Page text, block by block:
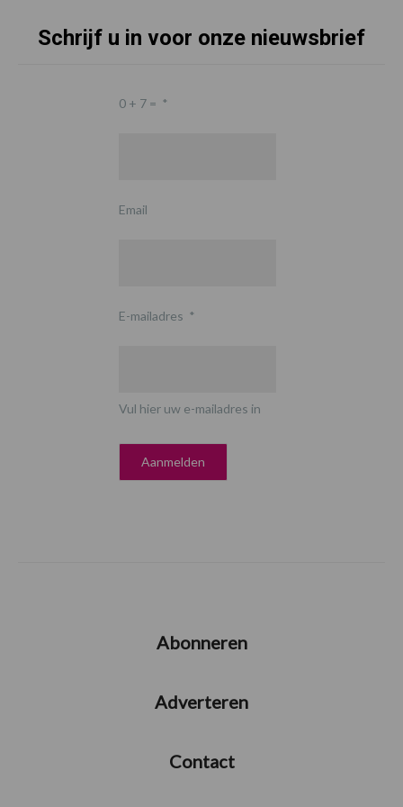
Schrijf u in voor onze nieuwsbrief
0 + 7 = *
Email
E-mailadres *
Vul hier uw e-mailadres in
Abonneren
Adverteren
Contact